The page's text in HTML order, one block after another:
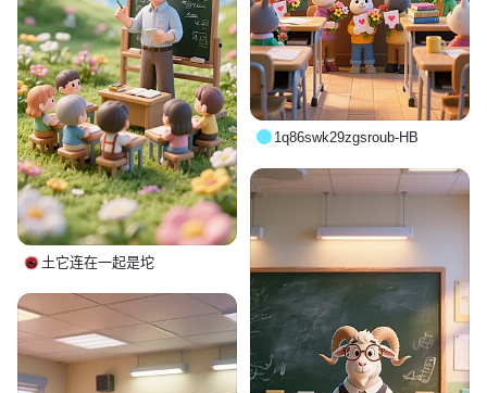
1q86swk29zgsroub-HB
土它连在一起是坨